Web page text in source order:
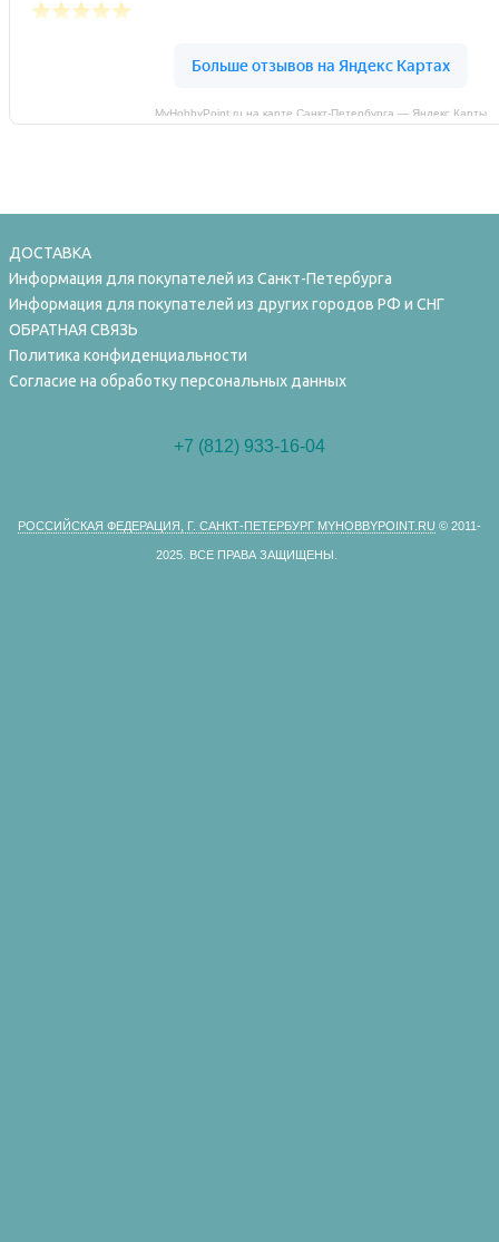
MyHobbyPoint.ru на карте Санкт‑Петербурга — Яндекс Карты
ДОСТАВКА
Информация для покупателей из Санкт-Петербурга
Информация для покупателей из других городов РФ и СНГ
ОБРАТНАЯ СВЯЗЬ
Политика конфиденциальности
Согласие на обработку персональных данных
+7 (812) 933-16-04
РОССИЙСКАЯ ФЕДЕРАЦИЯ, Г. САНКТ-ПЕТЕРБУРГ MYHOBBYPOINT.RU © 2011-
2025. ВСЕ ПРАВА ЗАЩИЩЕНЫ.